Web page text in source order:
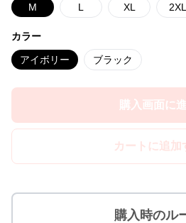
M L XL 2XL
カラー
アイボリー ブラック
購入画面に
カートに追加
購入時のル